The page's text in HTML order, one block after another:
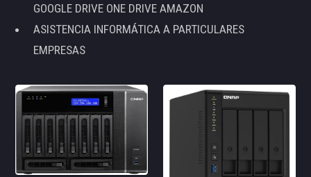
GOOGLE DRIVE ONE DRIVE AMAZON
ASISTENCIA INFORMÁTICA A PARTICULARES
EMPRESAS